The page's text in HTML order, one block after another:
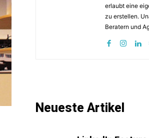
erlaubt eine
zu erstellen.
Beratern und
Neueste Artikel